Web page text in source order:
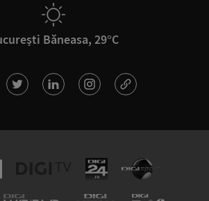
Băneasa, 29°C